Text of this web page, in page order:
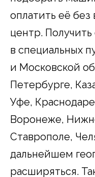
оплатить её
центр.
в специальных
и Московской
Петербурге,
Уфе,
Воронеже,
Ставрополе,
дальнейшем
расширяться.